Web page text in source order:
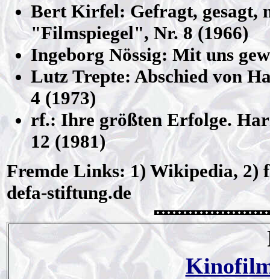
Bert Kirfel: Gefragt, gesagt,
"Filmspiegel", Nr. 8 (1966)
Ingeborg Nössig: Mit uns
Lutz Trepte: Abschied von
4 (1973)
rf.: Ihre größten Erfolge.
12 (1981)
Fremde Links: 1) Wikipedia, 2)
defa-stiftung.de